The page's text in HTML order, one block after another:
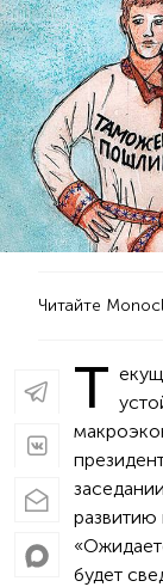
Читайте
Т
развитию
будет